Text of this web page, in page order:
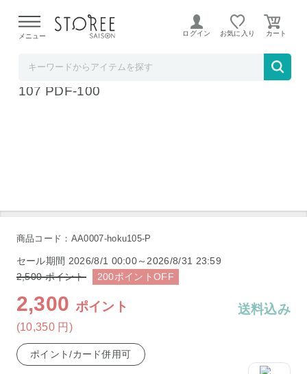
よる配送遅延が発生しております。
メニュー ログイン お気に入り
プチ・プレジール 電気角型フライヤー 7140
107 PDF-100
商品コード：AA0007-hoku105-P
セール期間 2026/8/1 00:00～2026/8/31 23:59
2,500ポイント 200ポイントOFF
2,300 ポイント
(10,350 円 )
送料込み
ポイント/カード併用可